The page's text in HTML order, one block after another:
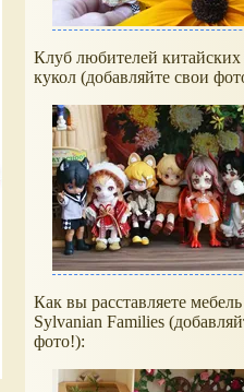
Клуб любителей
кукол (добавляйте свои
Как вы расставляете
Sylvanian Families
фото!):